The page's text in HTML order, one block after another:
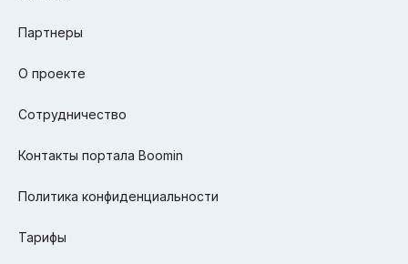
Партнеры
О проекте
Сотрудничество
Контакты портала Boomin
Политика конфиденциальности
Тарифы